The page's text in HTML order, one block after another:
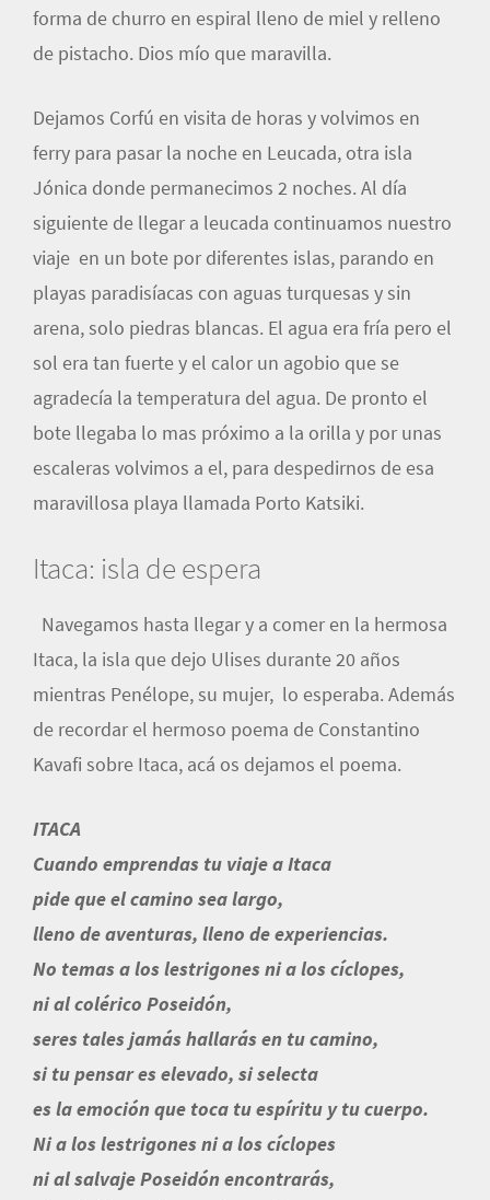
forma de churro en espiral lleno de miel y relleno
de pistacho. Dios mío que maravilla.
Dejamos Corfú en visita de horas y volvimos en
ferry para pasar la noche en Leucada, otra isla
Jónica donde permanecimos 2 noches. Al día
siguiente de llegar a leucada continuamos nuestro
viaje en un bote por diferentes islas, parando en
playas paradisíacas con aguas turquesas y sin
arena, solo piedras blancas. El agua era fría pero el
sol era tan fuerte y el calor un agobio que se
agradecía la temperatura del agua. De pronto el
bote llegaba lo mas próximo a la orilla y por unas
escaleras volvimos a el, para despedirnos de esa
maravillosa playa llamada Porto Katsiki.
Itaca: isla de espera
Navegamos hasta llegar y a comer en la hermosa
Itaca, la isla que dejo Ulises durante 20 años
mientras Penélope, su mujer, lo esperaba. Además
de recordar el hermoso poema de Constantino
Kavafi sobre Itaca, acá os dejamos el poema.
ITACA
Cuando emprendas tu viaje a Itaca
pide que el camino sea largo,
lleno de aventuras, lleno de experiencias.
No temas a los lestrigones ni a los cíclopes,
ni al colérico Poseidón,
seres tales jamás hallarás en tu camino,
si tu pensar es elevado, si selecta
es la emoción que toca tu espíritu y tu cuerpo.
Ni a los lestrigones ni a los cíclopes
ni al salvaje Poseidón encontrarás,